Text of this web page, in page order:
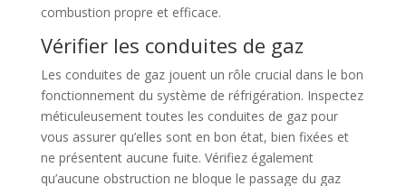
combustion propre et efficace.
Vérifier les conduites de gaz
Les conduites de gaz jouent un rôle crucial dans le bon
fonctionnement du système de réfrigération. Inspectez
méticuleusement toutes les conduites de gaz pour
vous assurer qu’elles sont en bon état, bien fixées et
ne présentent aucune fuite. Vérifiez également
qu’aucune obstruction ne bloque le passage du gaz